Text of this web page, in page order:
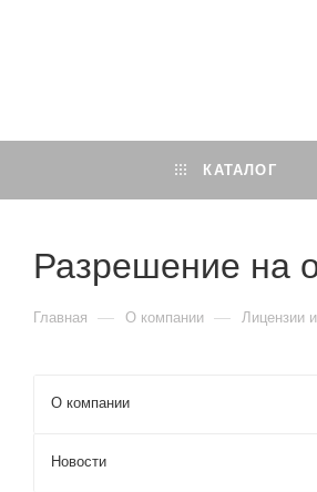
КАТАЛОГ
Разрешение на
Главная — О компании — Лицензии
О компании
Новости